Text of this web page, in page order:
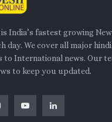
is India’s fastest growing
day. We cover all major
to International news. Our
to keep you updated.